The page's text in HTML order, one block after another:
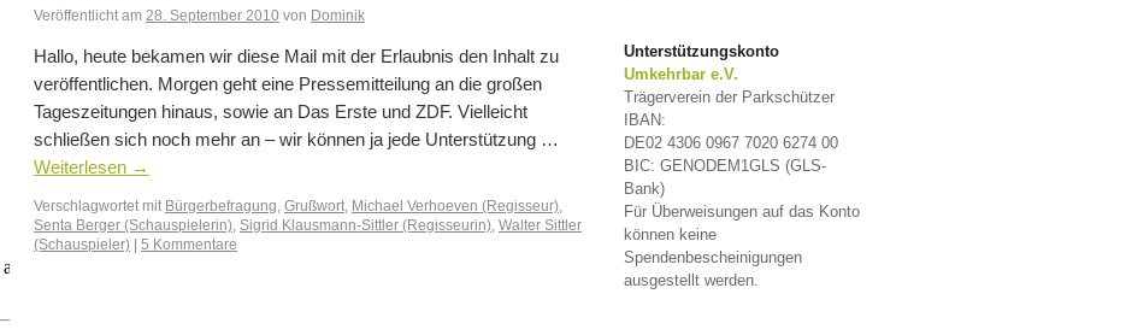
Veröffentlicht am 28. September 2010 von Dominik
Hallo, heute bekamen wir diese Mail mit der Erlaubnis den Inhalt zu
veröffentlichen. Morgen geht eine Pressemitteilung an die großen
Tageszeitungen hinaus, sowie an Das Erste und ZDF. Vielleicht
schließen sich noch mehr an – wir können ja jede Unterstützung …
Weiterlesen →
Verschlagwortet mit Bürgerbefragung Grußwort Michael Verhoeven (Regisseur)
Senta Berger (Schauspielerin) Sigrid Klausmann-Sittler (Regisseurin) Walter Sittler
(Schauspieler) | 5 Kommentare
Unterstützungskonto
Umkehrbar e.V.
Trägerverein der Parkschützer
IBAN:
DE02 4306 0967 7020 6274 00
BIC: GENODEM1GLS (GLS-
Bank)
Für Überweisungen auf das Konto
können keine
Spendenbescheinigungen
ausgestellt werden.